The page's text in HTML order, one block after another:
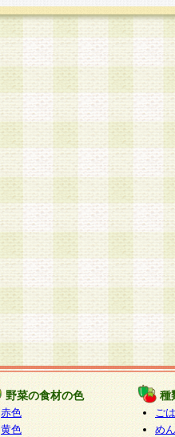
野菜の食材の色
赤色
黄色
種
ご
めん